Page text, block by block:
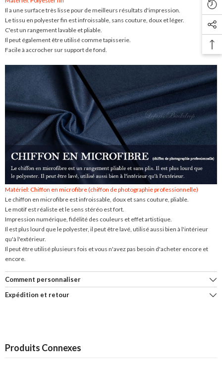
Il a une surface très lisse pour de meilleurs résultats d'impression.
Le tissu en polyester fin est infroissable, sans couture, doux et léger.
C'est un rangement lavable et pliable.
Il peut également être utilisé comme tapisserie.
Facile à accrocher sur support de fond.
Matériel: Chiffon en microfibre (chiffon de photographie professionnelle)
Le chiffon en microfibre est infroissable, doux et sans couture, pliable.
Le motif est réaliste et le sens stéréo est fort.
Impression numérique, fidélité des couleurs et effet artistique.
Il est plus lourd que le polyester, il peut être lavé, utilisé aussi bien à l'intérieur
qu'à l'extérieur.
Il peut être utilisé plusieurs fois et vous n'avez pas besoin d'acheter encore et
encore.
Comment personnaliser
Expédition et retour
Produits Connexes